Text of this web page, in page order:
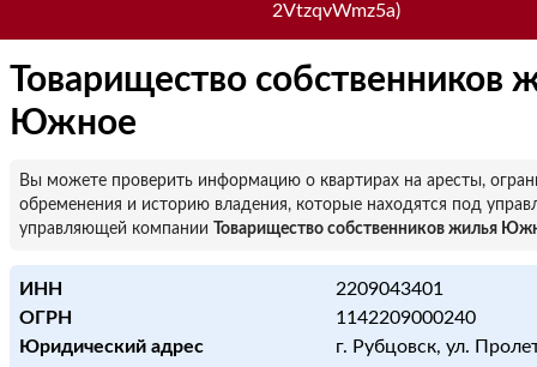
2VtzqvWmz5a)
Товарищество собственников
Южное
Вы можете проверить информацию о квартирах на аресты,
обременения и историю владения, которые находятся под
управляющей компании
Товарищество собственников жилья
ИНН
2209043401
ОГРН
1142209000240
Юридический адрес
г. Рубцовск, ул.